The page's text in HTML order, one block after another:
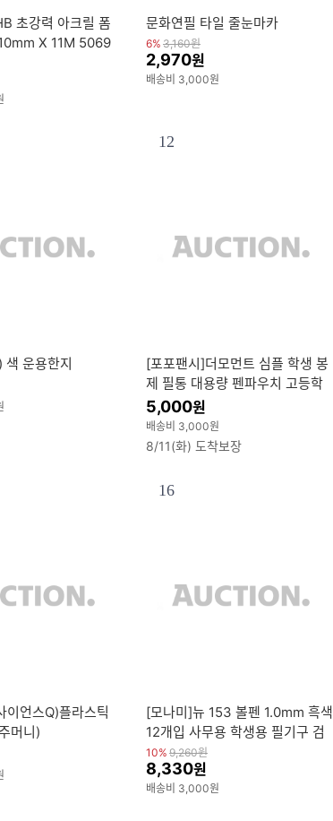
초강력 아크릴 폼
X 11M 5069
문화연필 타일 줄눈마카
6% 3,160원
2,970원
배송비 3,000원
색 운용한지
12
[포포팬시]더모먼트 심플 학생 봉
제 필통 대용량 펜파우치 고등학
생 중학생 필통
5,000원
배송비 3,000원
8/11(화) 도착보장
이언스Q)플라스틱
머니)
16
[모나미]뉴 153 볼펜 1.0mm 흑색
12개입 사무용 학생용 필기구 검
정볼펜
10% 9,260원
8,330원
배송비 3,000원